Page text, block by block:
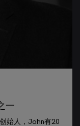
一
始人，John有20